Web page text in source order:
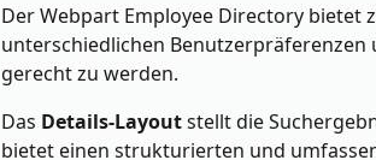
Der Webpart Employee Directory bietet
unterschiedlichen
gerecht zu werden.
Das Details-Layoutstellt die
bietet einen strukturierten und